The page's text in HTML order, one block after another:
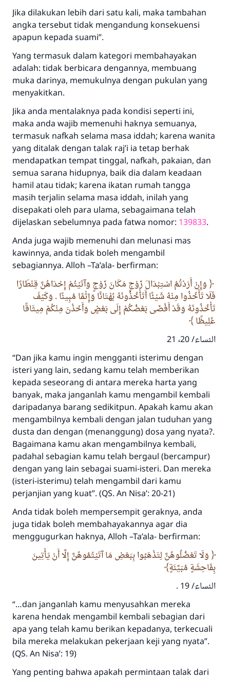
Jika dilakukan lebih dari satu kali, maka tambahan
angka tersebut tidak mengandung konsekuensi
apapun kepada suami”.
Yang termasuk dalam kategori membahayakan
adalah: tidak berbicara dengannya, membuang
muka darinya, memukulnya dengan pukulan yang
menyakitkan.
Jika anda mentalaknya pada kondisi seperti ini,
maka anda wajib memenuhi haknya semuanya,
termasuk nafkah selama masa iddah; karena wanita
yang ditalak dengan talak raj’i ia tetap berhak
mendapatkan tempat tinggal, nafkah, pakaian, dan
semua sarana hidupnya, baik dia dalam keadaan
hamil atau tidak; karena ikatan rumah tangga
masih terjalin selama masa iddah, inilah yang
disepakati oleh para ulama, sebagaimana telah
dijelaskan sebelumnya pada fatwa nomor: 139833.
Anda juga wajib memenuhi dan melunasi mas
kawinnya, anda tidak boleh mengambil
sebagiannya. Alloh –Ta’ala- berfirman:
وَإِنْ أَرَدْتُمُ اسْتِبْدَالَ زَوْجٍ مَكَانَ زَوْجٍ وَآتَيْتُمْ إِحْدَاهُنَّ قِنْطَارًا
فَلَا تَأْخُذُوا مِنْهُ شَيْئًا أَتَأْخُذُونَهُ بُهْتَانًا وَإِثْمًا مُبِينًا . وَكَيْفَ
تَأْخُذُونَهُ وَقَدْ أَفْضَى بَعْضُكُمْ إِلَى بَعْضٍ وَأَخَذْنَ مِنْكُمْ مِيثَاقًا
غَلِيظًا
النساء/ 20، 21
“Dan jika kamu ingin mengganti isterimu dengan
isteri yang lain, sedang kamu telah memberikan
kepada seseorang di antara mereka harta yang
banyak, maka janganlah kamu mengambil kembali
daripadanya barang sedikitpun. Apakah kamu akan
mengambilnya kembali dengan jalan tuduhan yang
dusta dan dengan (menanggung) dosa yang nyata?.
Bagaimana kamu akan mengambilnya kembali,
padahal sebagian kamu telah bergaul (bercampur)
dengan yang lain sebagai suami-isteri. Dan mereka
(isteri-isterimu) telah mengambil dari kamu
perjanjian yang kuat”. (QS. An Nisa’: 20-21)
Anda tidak boleh mempersempit geraknya, anda
juga tidak boleh membahayakannya agar dia
menggugurkan haknya, Alloh –Ta’ala- berfirman:
وَلَا تَعْضُلُوهُنَّ لِتَذْهَبُوا بِبَعْضِ مَا آتَيْتُمُوهُنَّ إِلَّا أَنْ يَأْتِينَ
بِفَاحِشَةٍ مُبَيِّنَةٍ
النساء/ 19 .
“…dan janganlah kamu menyusahkan mereka
karena hendak mengambil kembali sebagian dari
apa yang telah kamu berikan kepadanya, terkecuali
bila mereka melakukan pekerjaan keji yang nyata”.
(QS. An Nisa’: 19)
Yang penting bahwa apakah permintaan talak dari
Bantu kami dalam memberikan jawaban untuk umat
Rasulullah ﷺ bersabda
"Siapa yang menunjukkan suatu kebaikan,
sama dengan orang yang melakukannya"
MUSLIM, 1893
Saham